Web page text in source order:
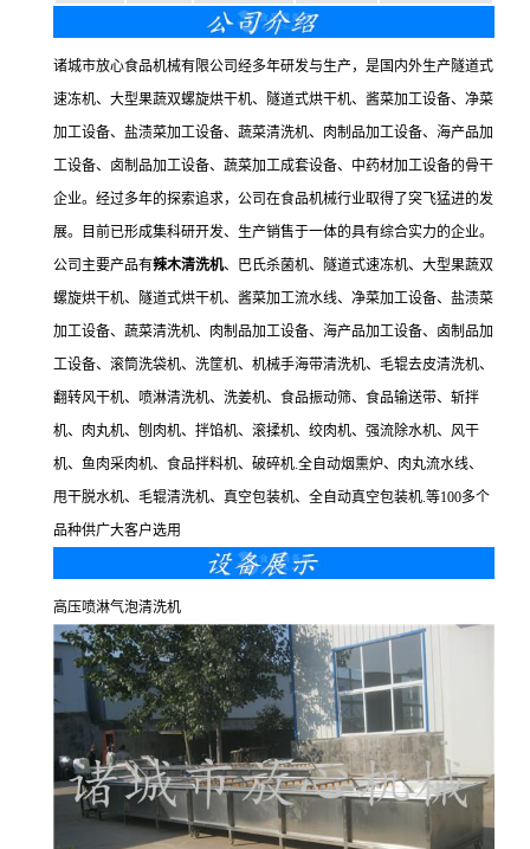
诸城市放心食品机械有限公司经多年研发与生产，是国内外生产隧道式
速冻机、大型果蔬双螺旋烘干机、隧道式烘干机、酱菜加工设备、净菜
加工设备、盐渍菜加工设备、蔬菜清洗机、肉制品加工设备、海产品加
工设备、卤制品加工设备、蔬菜加工成套设备、中药材加工设备的骨干
企业。经过多年的探索追求，公司在食品机械行业取得了突飞猛进的发
展。目前已形成集科研开发、生产销售于一体的具有综合实力的企业。
公司主要产品有辣木清洗机、巴氏杀菌机、隧道式速冻机、大型果蔬双
螺旋烘干机、隧道式烘干机、酱菜加工流水线、净菜加工设备、盐渍菜
加工设备、蔬菜清洗机、肉制品加工设备、海产品加工设备、卤制品加
工设备、滚筒洗袋机、洗筐机、机械手海带清洗机、毛辊去皮清洗机、
翻转风干机、喷淋清洗机、洗姜机、食品振动筛、食品输送带、斩拌
机、肉丸机、刨肉机、拌馅机、滚揉机、绞肉机、强流除水机、风干
机、鱼肉采肉机、食品拌料机、破碎机.全自动烟熏炉、肉丸流水线、
甩干脱水机、毛辊清洗机、真空包装机、全自动真空包装机.等100多个
品种供广大客户选用
高压喷淋气泡清洗机